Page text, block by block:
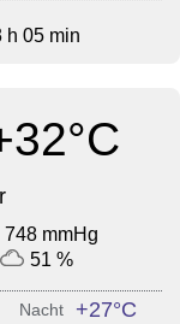
h 05 min
748 mmHg
51 %
Nacht +27°C